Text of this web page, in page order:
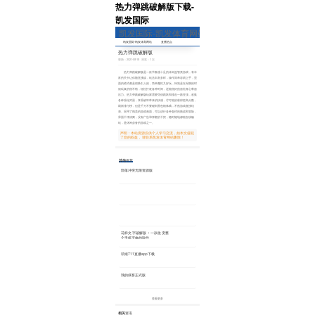
热力弹跳破解版下载-
凯发国际
凯发国际-凯发体育网站
凯发国际-凯发体育网站
直播热点
热力弹跳破解版
更新：2021-08-18 浏览：1 次
热力弹跳破解版是一款节奏感十足的休闲益智类游戏，有丰
富的关卡让你随意挑战，玩法丰富多样，操作简单容易上手，里
面的模式都是很吸引人的，简单魔性又好玩，特别是在无聊的时
候玩真的很不错，轻松打发各种时间，还能很好的放松身心释放
压力。热力弹跳破解版玩家需要凭借跳跃和撞击一路登顶，收集
各种强化武器，享受破坏带来的快感，尽可能的获得更高分数，
刷新排行榜，但是千万不要碰到黑色物体哦，不然游戏直接结
束。采用了精美的游戏画面，可以进行各种各样的挑战和冒险，
界面干净清爽，没有广告和弹窗的干扰，随时随地都能在线畅
玩，是休闲必备的游戏之一。
声明：本站资源仅供个人学习交流，如本文侵犯
了您的权益， 请联系凯发体育网站删除！
其他推荐
部落冲突无限资源版
花样文字破解版：一款改变整
个手机字体的软件
菲姬711直播app下载
我的侠客正式版
查看更多
相关资讯